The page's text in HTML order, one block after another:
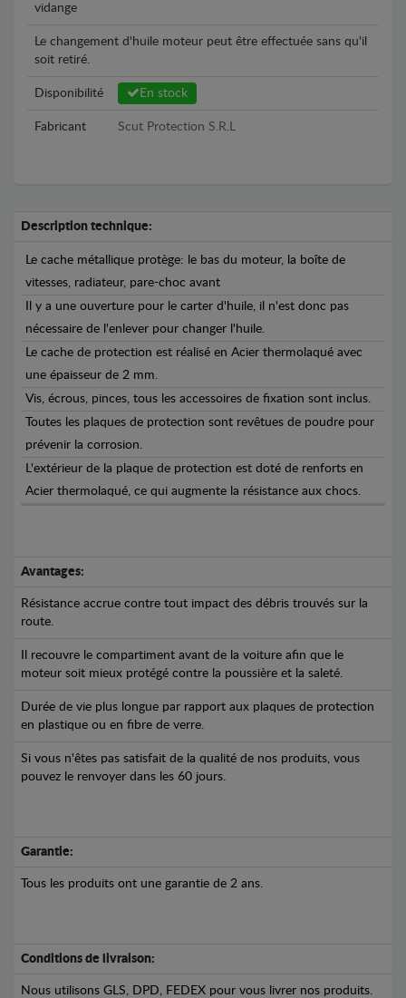
vidange
Le changement d'huile moteur peut être effectuée sans qu'il
soit retiré.
Disponibilité En stock
Fabricant Scut Protection S.R.L
Description technique:
Le cache métallique protège: le bas du moteur, la boîte de
vitesses, radiateur, pare-choc avant
Il y a une ouverture pour le carter d'huile, il n'est donc pas
nécessaire de l'enlever pour changer l'huile.
Le cache de protection est réalisé en Acier thermolaqué avec
une épaisseur de 2 mm.
Vis, écrous, pinces, tous les accessoires de fixation sont inclus.
Toutes les plaques de protection sont revêtues de poudre pour
prévenir la corrosion.
L'extérieur de la plaque de protection est doté de renforts en
Acier thermolaqué, ce qui augmente la résistance aux chocs.
Avantages:
Résistance accrue contre tout impact des débris trouvés sur la
route.
Il recouvre le compartiment avant de la voiture afin que le
moteur soit mieux protégé contre la poussière et la saleté.
Durée de vie plus longue par rapport aux plaques de protection
en plastique ou en fibre de verre.
Si vous n'êtes pas satisfait de la qualité de nos produits, vous
pouvez le renvoyer dans les 60 jours.
Garantie:
Tous les produits ont une garantie de 2 ans.
Conditions de livraison:
Nous utilisons GLS, DPD, FEDEX pour vous livrer nos produits.